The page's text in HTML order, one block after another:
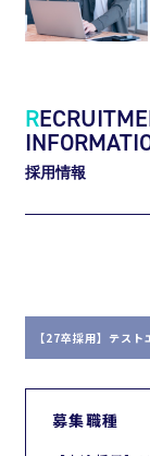
R
採用情報
【27卒採用】テスト
募集職種